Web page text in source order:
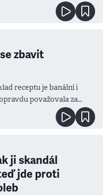
zbavit
receptu je banální i
považovala za
ji skandál
jde proti